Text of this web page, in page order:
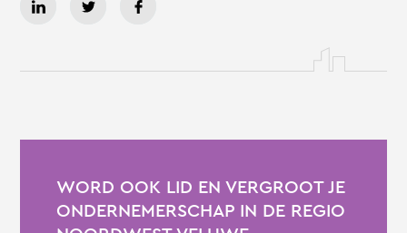
WORD OOK LID EN VERGROOT JE
ONDERNEMERSCHAP IN DE REGIO